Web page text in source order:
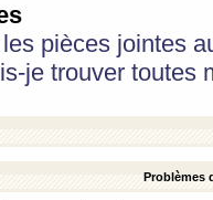
pièces jointes
je trouver toutes
Problèmes